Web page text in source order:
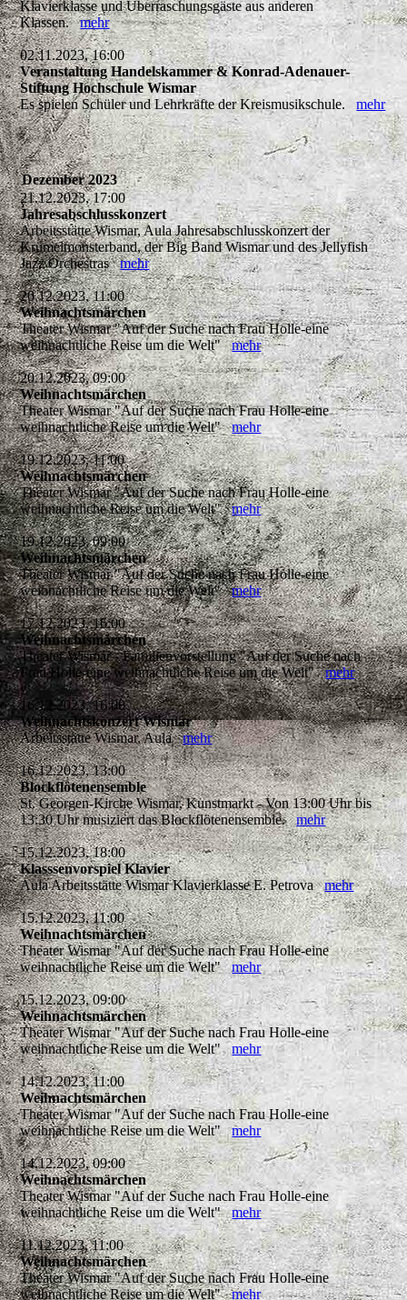
Klavierklasse und Überraschungsgäste aus anderen
Klassen.mehr
02.11.2023, 16:00
Veranstaltung Handelskammer & Konrad-Adenauer-
Stiftung Hochschule Wismar
Es spielen Schüler und Lehrkräfte der Kreismusikschule.mehr
Dezember 2023
21.12.2023, 17:00
Jahresabschlusskonzert
Arbeitsstätte Wismar, Aula Jahresabschlusskonzert der
Krümelmonsterband, der Big Band Wismar und des Jellyfish
Jazz Orchestrasmehr
20.12.2023, 11:00
Weihnachtsmärchen
Theater Wismar "Auf der Suche nach Frau Holle-eine
weihnachtliche Reise um die Welt"mehr
20.12.2023, 09:00
Weihnachtsmärchen
Theater Wismar "Auf der Suche nach Frau Holle-eine
weihnachtliche Reise um die Welt"mehr
19.12.2023, 11:00
Weihnachtsmärchen
Theater Wismar "Auf der Suche nach Frau Holle-eine
weihnachtliche Reise um die Welt"mehr
19.12.2023, 09:00
Weihnachtsmärchen
Theater Wismar "Auf der Suche nach Frau Holle-eine
weihnachtliche Reise um die Welt"mehr
17.12.2023, 16:00
Weihnachtsmärchen
Theater Wismar - Familienvorstellung "Auf der Suche nach
Frau Holle-eine weihnachtliche Reise um die Welt"mehr
16.12.2023, 16:00
Weihnachtskonzert Wismar
Arbeitsstätte Wismar, Aulamehr
16.12.2023, 13:00
Blockflötenensemble
St. Georgen-Kirche Wismar, Kunstmarkt - Von 13:00 Uhr bis
13:30 Uhr musiziert das Blockflötenensemble.mehr
15.12.2023, 18:00
Klasssenvorspiel Klavier
Aula Arbeitsstätte Wismar Klavierklasse E. Petrovamehr
15.12.2023, 11:00
Weihnachtsmärchen
Theater Wismar "Auf der Suche nach Frau Holle-eine
weihnachtliche Reise um die Welt"mehr
15.12.2023, 09:00
Weihnachtsmärchen
Theater Wismar "Auf der Suche nach Frau Holle-eine
weihnachtliche Reise um die Welt"mehr
14.12.2023, 11:00
Weihnachtsmärchen
Theater Wismar "Auf der Suche nach Frau Holle-eine
weihnachtliche Reise um die Welt"mehr
14.12.2023, 09:00
Weihnachtsmärchen
Theater Wismar "Auf der Suche nach Frau Holle-eine
weihnachtliche Reise um die Welt"mehr
11.12.2023, 11:00
Weihnachtsmärchen
Theater Wismar "Auf der Suche nach Frau Holle-eine
weihnachtliche Reise um die Welt"mehr